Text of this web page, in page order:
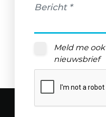
Meld me
nieuwsbrief